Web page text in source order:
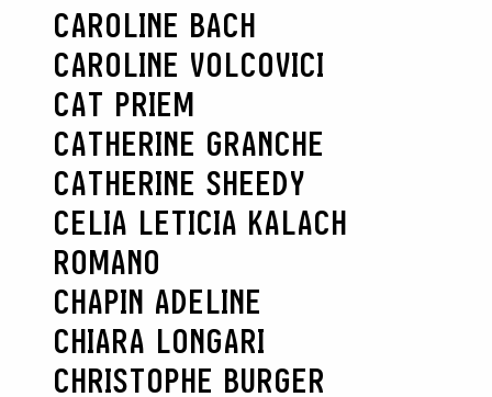
CAROLINE BACH
CAROLINE VOLCOVICI
CAT PRIEM
CATHERINE GRANCHE
CATHERINE SHEEDY
CELIA LETICIA KALACH
ROMANO
CHAPIN ADELINE
CHIARA LONGARI
CHRISTOPHE BURGER